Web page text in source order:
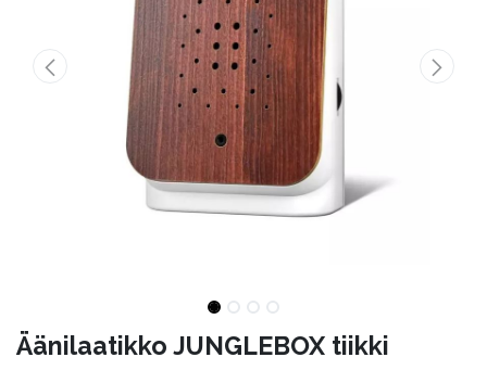
Äänilaatikko JUNGLEBOX tiikki